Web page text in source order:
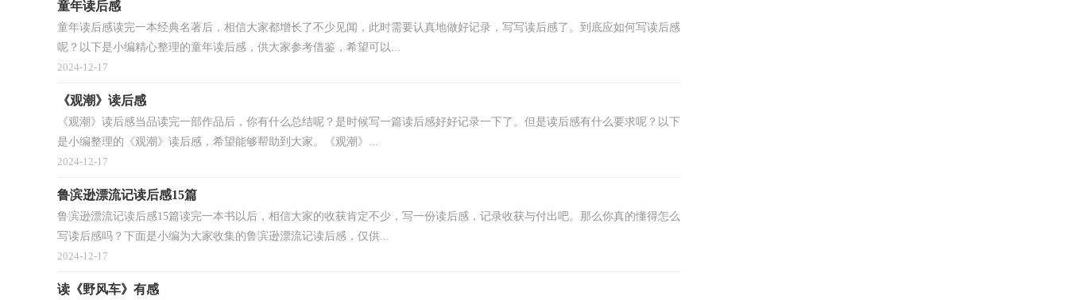
童年读后感
童年读后感读完一本经典名著后，相信大家都增长了不少见闻，此时需要认真地做好记录，写写读后感了。到底应如何写读后感
呢？以下是小编精心整理的童年读后感，供大家参考借鉴，希望可以...
2024-12-17
《观潮》读后感
《观潮》读后感当品读完一部作品后，你有什么总结呢？是时候写一篇读后感好好记录一下了。但是读后感有什么要求呢？以下
是小编整理的《观潮》读后感，希望能够帮助到大家。《观潮》...
2024-12-17
鲁滨逊漂流记读后感15篇
鲁滨逊漂流记读后感15篇读完一本书以后，相信大家的收获肯定不少，写一份读后感，记录收获与付出吧。那么你真的懂得怎么
写读后感吗？下面是小编为大家收集的鲁滨逊漂流记读后感，仅供...
2024-12-17
读《野风车》有感